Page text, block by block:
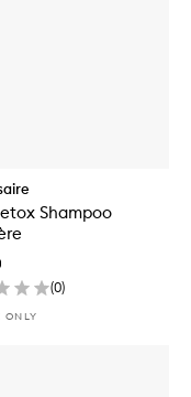
Shampoo
(0)
ONLY